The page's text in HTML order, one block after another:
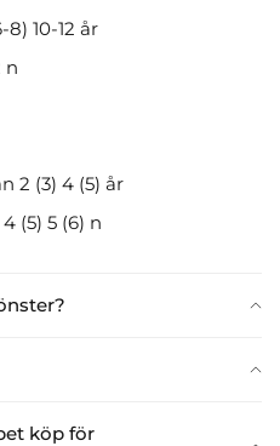
köp för
8) 10-12 år
n
2 (3) 4 (5) år
(5) 5 (6) n